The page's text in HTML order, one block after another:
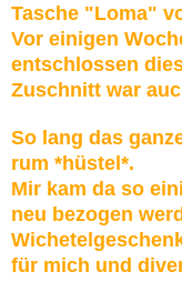
Tasche "Loma"
Vor einigen
entschlossen
Zuschnitt war
So lang das
rum *hüstel*.
Mir kam da so
neu bezogen
für mich und